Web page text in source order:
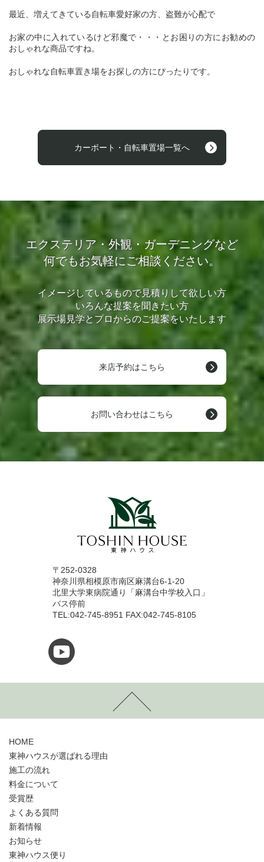
最近、増えてきている自転車愛好家の方、盗難が心配で
お家の中に入れているけど邪魔で・・・とお困りの方にお勧めの
おしゃれな商品ですね。
おしゃれな自転車置き場をお探しの方にぴったりです。
カーポート・自転車置場一覧へ
エクステリア・外観・ガーデニングなど
何でもお気軽にご相談ください。
イメージしているもので見積りして欲しい方
いろんな提案を聞きたい方
展示場見学とプロからのご提案をいたします
来店予約はこちら
お問い合わせはこちら
〒252-0328
神奈川県相模原市南区麻溝台6-1-20
北里大学東病院通り「麻溝台中学校入口」
バス停前
TEL:042-745-8951 FAX:042-745-8105
HOME
東神ハウスが選ばれる理由
施工の流れ
料金について
受賞歴
よくある質問
新着情報
お知らせ
東神ハウス便り